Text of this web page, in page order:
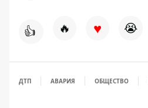
👍 🔥 ♥ 😭
ДТП АВАРИЯ ОБЩЕСТВО